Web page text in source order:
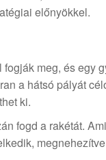
előnyökkel.
meg, és egy
a hátsó pályát
ki.
fogd a rakétát.